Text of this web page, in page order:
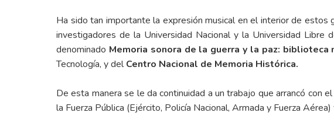
Ha sido tan importante la expresión musical en el interior de estos
investigadores de la Universidad Nacional y la Universidad
denominado Memoria sonora de la guerra y la paz:
Tecnología, y delCentro Nacional de Memoria Histórica.
De esta manera se le da continuidad a un trabajo que arrancó con
la Fuerza Pública (Ejército, Policía Nacional, Armada y Fuerza